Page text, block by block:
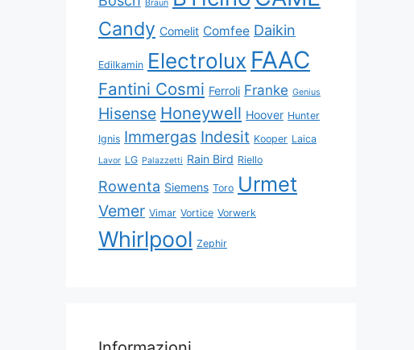
Braun
Candy Comelit Comfee Daikin
Edilkamin Electrolux FAAC
Fantini Cosmi Ferroli Franke Genius
Hisense Honeywell Hoover Hunter
Ignis Immergas Indesit Kooper Laica
Lavor LG Palazzetti Rain Bird Riello
Rowenta Siemens Toro Urmet
Vemer Vimar Vortice Vorwerk
Whirlpool Zephir